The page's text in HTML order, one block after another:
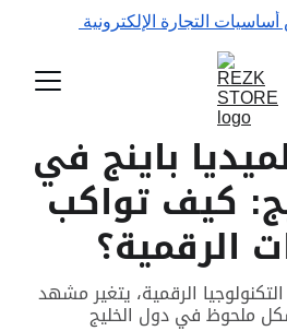
التجارة الإلكترونية
باينج في
كيف تواكب
الرقمية؟
الرقمية، يتغير مشهد
ملحوظ في دول الخليج